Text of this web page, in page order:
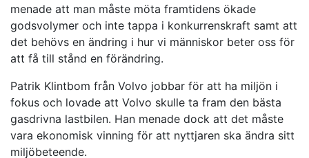
menade att man måste möta framtidens ökade
godsvolymer och inte tappa i konkurrenskraft samt att
det behövs en ändring i hur vi människor beter oss för
att få till stånd en förändring.
Patrik Klintbom från Volvo jobbar för att ha miljön i
fokus och lovade att Volvo skulle ta fram den bästa
gasdrivna lastbilen. Han menade dock att det måste
vara ekonomisk vinning för att nyttjaren ska ändra sitt
miljöbeteende.